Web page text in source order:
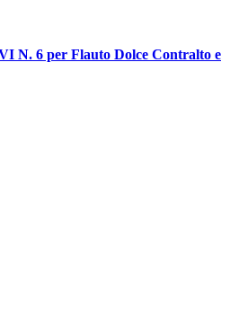
N. 6 per Flauto Dolce Contralto e